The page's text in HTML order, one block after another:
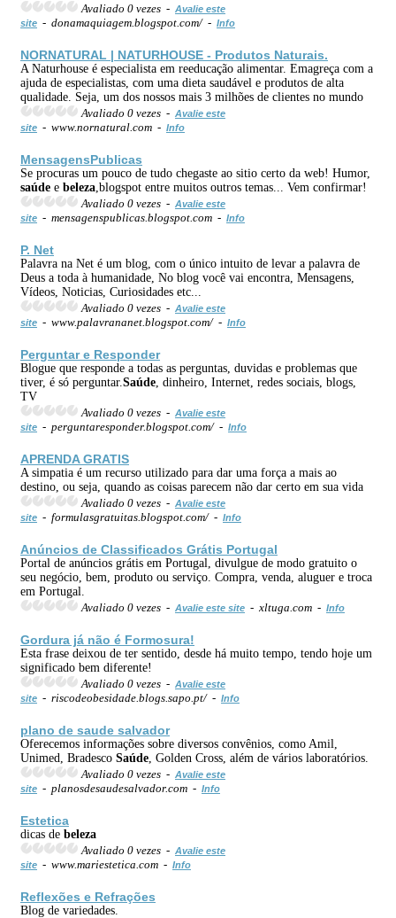
Avaliado 0 vezes - Avalie este
site - donamaquiagem.blogspot.com/ - Info
NORNATURAL | NATURHOUSE - Produtos Naturais.
A Naturhouse é especialista em reeducação alimentar. Emagreça com a
ajuda de especialistas, com uma dieta saudável e produtos de alta
qualidade. Seja, um dos nossos mais 3 milhões de clientes no mundo
Avaliado 0 vezes - Avalie este
site - www.nornatural.com - Info
MensagensPublicas
Se procuras um pouco de tudo chegaste ao sitio certo da web! Humor,
saúde e beleza ,blogspot entre muitos outros temas... Vem confirmar!
Avaliado 0 vezes - Avalie este
site - mensagenspublicas.blogspot.com - Info
P. Net
Palavra na Net é um blog, com o único intuito de levar a palavra de
Deus a toda à humanidade, No blog você vai encontra, Mensagens,
Vídeos, Noticias, Curiosidades etc...
Avaliado 0 vezes - Avalie este
site - www.palavrananet.blogspot.com/ - Info
Perguntar e Responder
Blogue que responde a todas as perguntas, duvidas e problemas que
tiver, é só perguntar. Saúde , dinheiro, Internet, redes sociais, blogs,
TV
Avaliado 0 vezes - Avalie este
site - perguntaresponder.blogspot.com/ - Info
APRENDA GRATIS
A simpatia é um recurso utilizado para dar uma força a mais ao
destino, ou seja, quando as coisas parecem não dar certo em sua vida
Avaliado 0 vezes - Avalie este
site - formulasgratuitas.blogspot.com/ - Info
Anúncios de Classificados Grátis Portugal
Portal de anúncios grátis em Portugal, divulgue de modo gratuito o
seu negócio, bem, produto ou serviço. Compra, venda, aluguer e troca
em Portugal.
Avaliado 0 vezes - Avalie este site - xltuga.com - Info
Gordura já não é Formosura!
Esta frase deixou de ter sentido, desde há muito tempo, tendo hoje um
significado bem diferente!
Avaliado 0 vezes - Avalie este
site - riscodeobesidade.blogs.sapo.pt/ - Info
plano de saude salvador
Oferecemos informações sobre diversos convênios, como Amil,
Unimed, Bradesco Saúde , Golden Cross, além de vários laboratórios.
Avaliado 0 vezes - Avalie este
site - planosdesaudesalvador.com - Info
Estetica
dicas de beleza
Avaliado 0 vezes - Avalie este
site - www.mariestetica.com - Info
Reflexões e Refrações
Blog de variedades.